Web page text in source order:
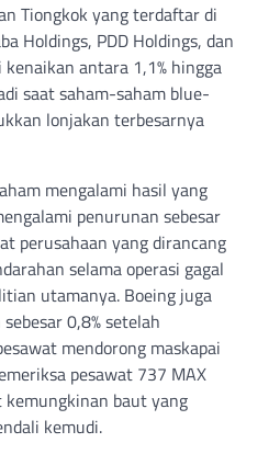
Tiongkok yang terdaftar di
Holdings, PDD Holdings, dan
kenaikan antara 1,1% hingga
saat saham-saham blue-
lonjakan terbesarnya
mengalami hasil yang
penurunan sebesar
perusahaan yang dirancang
selama operasi gagal
utamanya. Boeing juga
0,8% setelah
mendorong maskapai
pesawat 737 MAX
baut yang
kemudi.